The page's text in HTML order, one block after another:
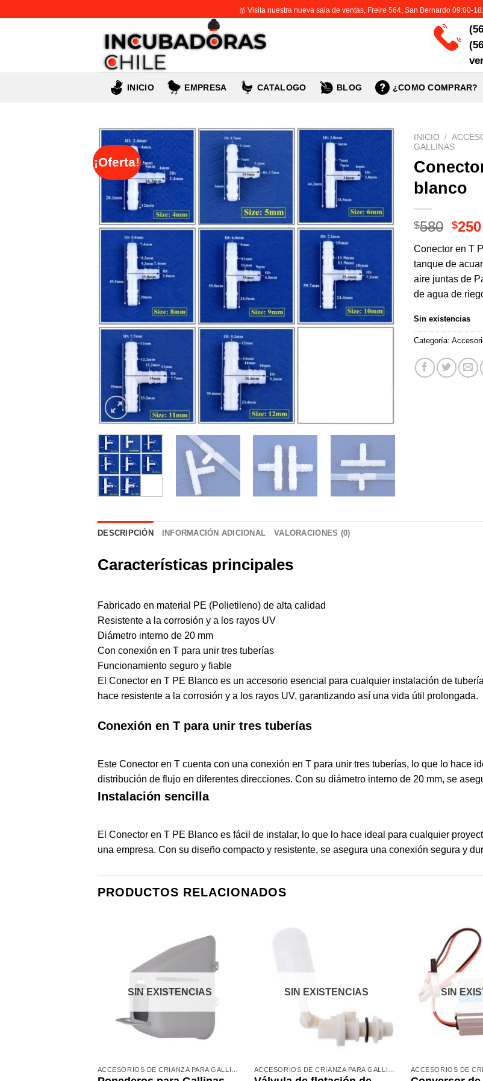
🥇 Visita nuestra nueva sala de ventas, Freire 564, San Bernardo 09:00-
INICIO EMPRESA CATALOGO BLOG ¿COMO COMPRAR?
¡Oferta!
INICIO /
GALLINAS
blanco
$580 El
era:
$250
Conector en T
tanque de
aire juntas de
de agua de
Sin existencias
Categoría:
DESCRIPCIÓN INFORMACIÓN ADICIONAL VALORACIONES (0)
Características principales
Fabricado en material PE (Polietileno) de alta calidad
Resistente a la corrosión y a los rayos UV
Diámetro interno de 20 mm
Con conexión en T para unir tres tuberías
Funcionamiento seguro y fiable
El Conector en T PE Blanco es un accesorio esencial para cualquier instalación de
hace resistente a la corrosión y a los rayos UV, garantizando así una vida útil prolongada.
Conexión en T para unir tres tuberías
Este Conector en T cuenta con una conexión en T para unir tres tuberías, lo que lo hace
distribución de flujo en diferentes direcciones. Con su diámetro interno de 20 mm, se
Instalación sencilla
El Conector en T PE Blanco es fácil de instalar, lo que lo hace ideal para cualquier
una empresa. Con su diseño compacto y resistente, se asegura una conexión segura y
PRODUCTOS RELACIONADOS
SIN EXISTENCIAS SIN EXISTENCIAS SIN